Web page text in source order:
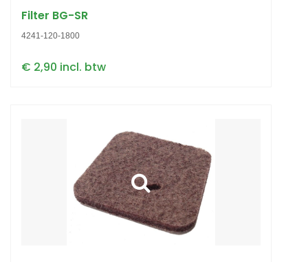
Filter BG-SR
4241-120-1800
€ 2,90 incl. btw